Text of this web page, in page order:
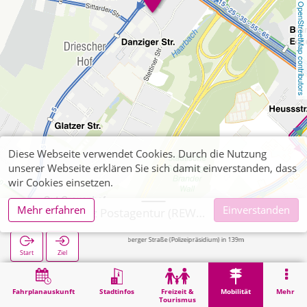
OpenStreetMap contributors
Fahrplanauskunft Stadtinfos
Freizeit &
Tourismus
Mobilität Mehr
Start Ziel
Königsberger Straße (Polizeipräsidium) in 139m
Mobilität Aachen, Ortz Postagentur (REWE-Markt)
Diese Webseite verwendet Cookies. Durch die Nutzung
unserer Webseite erklären Sie sich damit einverstanden, dass
wir Cookies einsetzen.
Mehr erfahren
Einverstanden